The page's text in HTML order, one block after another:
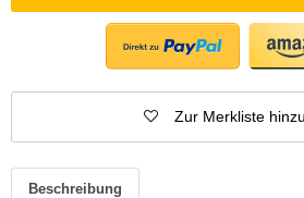
Zur Merkliste
Beschreibung